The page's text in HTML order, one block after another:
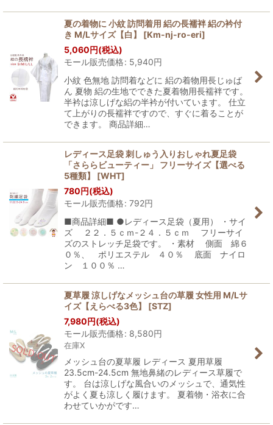
夏の着物に 小紋 訪問着用 絽の長襦袢 絽の衿付
き M/Lサイズ【白】
[Km-nj-ro-eri]
5,060円(税込)
モール販売価格: 5,940円
小紋 色無地 訪問着などに 絽の着物用長じゅば
ん 夏物 絽の生地でできた夏着物用長襦袢です。
半衿は涼しげな絽の半衿が付いています。 仕立
て上がりの長襦袢ですので、すぐに着ることが
できます。 商品詳細…
レディース足袋 刺しゅう入りおしゃれ夏足袋
「さららビューティー」 フリーサイズ【選べる
5種類】
[WHT]
780円(税込)
モール販売価格: 792円
■商品詳細■ ●レディース足袋（夏用） ・サイ
ズ ２２．５ｃｍ-２４．５ｃｍ フリーサイ
ズのストレッチ足袋です。 ・素材 側面 綿６
０％、 ポリエステル ４０％ 底面 ナイロ
ン １００％ …
夏草履 涼しげなメッシュ台の草履 女性用 M/Lサ
イズ【えらべる3色】
[STZ]
7,980円(税込)
モール販売価格: 8,580円
在庫X
メッシュ台の夏草履 レディース 夏用草履
23.5cm-24.5cm 無地鼻緒のレディース草履で
す。 台は涼しげな風合いのメッシュで、通気性
がよく夏も涼しく履けます。 夏着物・浴衣に合
わせていかがです…